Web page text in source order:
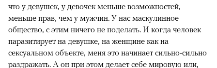
что у девушек, у девочек меньше возможностей,
меньше прав, чем у мужчин. У нас маскулинное
общество, с этим ничего не поделать. И когда человек
паразитирует на девушке, на женщине как на
сексуальном объекте, меня это начинает сильно-сильно
раздражать. А он при этом делает себе мировую или,